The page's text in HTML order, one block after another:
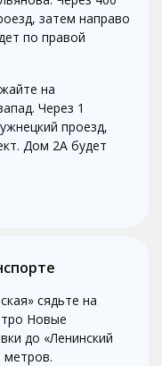
затем направо
по правой
на
Через 1
проезд,
Дом 2А будет
сядьте на
Новые
до «Ленинский
метров.